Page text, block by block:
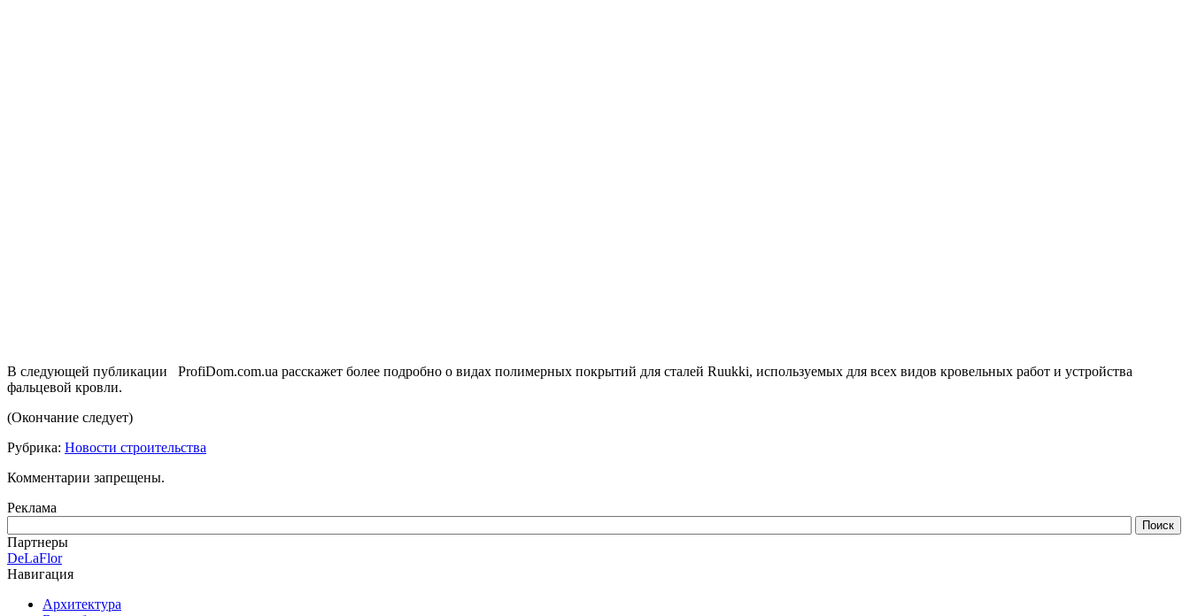
В следующей публикации ProfiDom.com.ua расскажет более подробно о видах полимерных покрытий для сталей Ruukki, используемых для всех видов кровельных работ и устройства
фальцевой кровли.
(Окончание следует)
Рубрика: Новости строительства
Комментарии запрещены.
Реклама
Партнеры
DeLaFlor
Навигация
Архитектура